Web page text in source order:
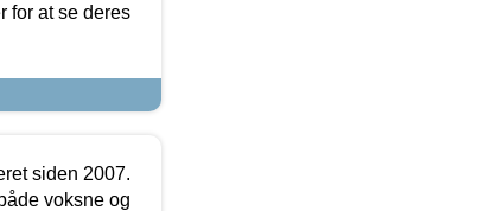
for at se deres
siden 2007.
voksne og